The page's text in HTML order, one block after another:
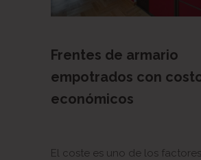
Frentes de armario
empotrados con
económicos
El coste es uno de los